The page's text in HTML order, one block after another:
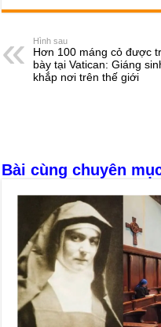
c
e
b
o
ss
n
g
at
A
p
Hình sau
Hơn 100 máng cỏ được
bày tại Vatican: Giáng
khắp nơi trên thế giới
Bài cùng chuyên